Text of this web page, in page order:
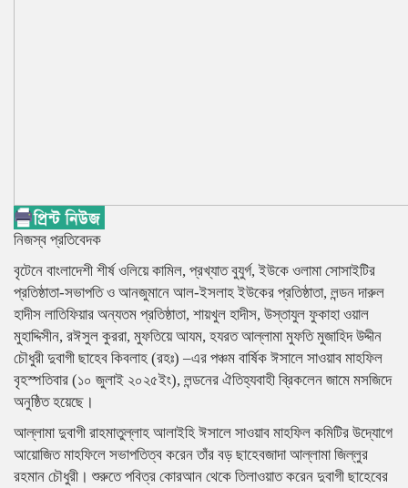
নিজস্ব প্রতিবেদক
বৃটেনে বাংলাদেশী শীর্ষ ওলিয়ে কামিল, প্রখ্যাত বুযুর্গ, ইউকে ওলামা সোসাইটির
প্রতিষ্ঠাতা-সভাপতি ও আনজুমানে আল-ইসলাহ ইউকের প্রতিষ্ঠাতা, লন্ডন দারুল
হাদীস লাতিফিয়ার অন্যতম প্রতিষ্ঠাতা, শায়খুল হাদীস, উস্তাযুল ফুকাহা ওয়াল
মুহাদ্দিসীন, রঈসুল কুররা, মুফতিয়ে আযম, হযরত আল্লামা মুফতি মুজাহিদ উদ্দীন
চৌধুরী দুবাগী ছাহেব কিবলাহ (রহঃ) –এর পঞ্চম বার্ষিক ঈসালে সাওয়াব মাহফিল
বৃহস্পতিবার (১০ জুলাই ২০২৫ইং), লন্ডনের ঐতিহ্যবাহী ব্রিকলেন জামে মসজিদে
অনুষ্ঠিত হয়েছে।
আল্লামা দুবাগী রাহমাতুল্লাহ আলাইহি ঈসালে সাওয়াব মাহফিল কমিটির উদ্যোগে
আয়োজিত মাহফিলে সভাপতিত্ব করেন তাঁর বড় ছাহেবজাদা আল্লামা জিল্লুর
রহমান চৌধুরী। শুরুতে পবিত্র কোরআন থেকে তিলাওয়াত করেন দুবাগী ছাহেবের